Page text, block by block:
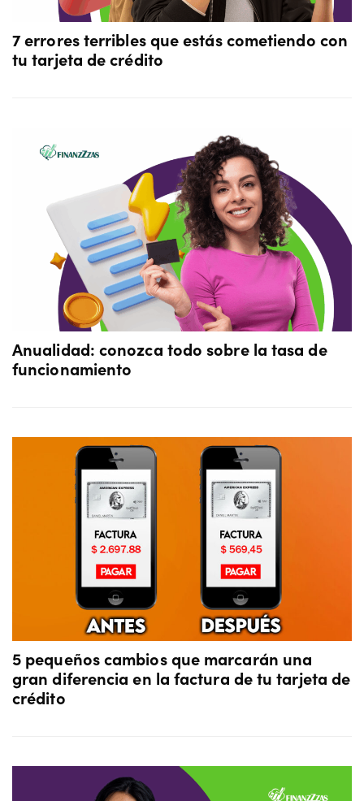
7 errores terribles que estás cometiendo con
tu tarjeta de crédito
Anualidad: conozca todo sobre la tasa de
funcionamiento
5 pequeños cambios que marcarán una
gran diferencia en la factura de tu tarjeta de
crédito